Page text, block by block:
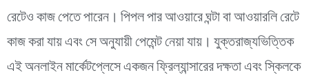
রেটেও কাজ পেতে পারেন। পিপল পার আওয়ারে ঘন্টা বা আওয়ারলি রেটে
কাজ করা যায় এবং সে অনুযায়ী পেমেন্ট নেয়া যায়। যুক্তরাজ্যভিত্তিক
এই অনলাইন মার্কেটপ্লেসে একজন ফ্রিল্যান্সারের দক্ষতা এবং স্কিলকে